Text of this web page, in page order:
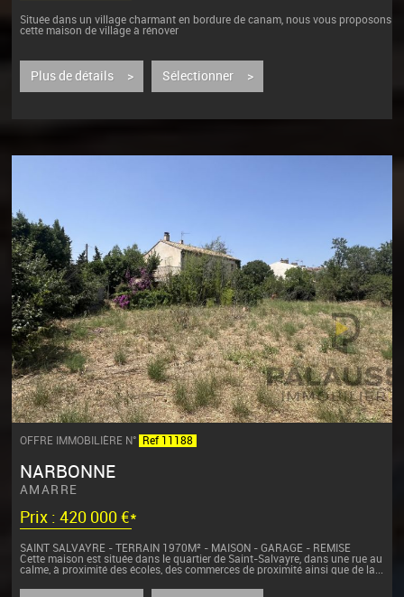
Située dans un village charmant en bordure de canam, nous vous proposons
cette maison de village à rénover
Plus de détails > Sélectionner >
OFFRE IMMOBILIÈRE N° Ref 11188
NARBONNE
AMARRE
Prix : 420 000 €*
SAINT SALVAYRE - TERRAIN 1970M² - MAISON - GARAGE - REMISE
Cette maison est située dans le quartier de Saint-Salvayre, dans une rue au
calme, à proximité des écoles, des commerces de proximité ainsi que de la...